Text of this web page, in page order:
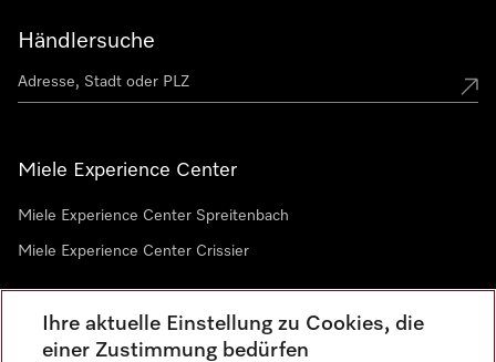
Händlersuche
Miele Experience Center
Miele Experience Center Spreitenbach
Miele Experience Center Crissier
Newsletter
Ihre aktuelle Einstellung zu Cookies, die
einer Zustimmung bedürfen